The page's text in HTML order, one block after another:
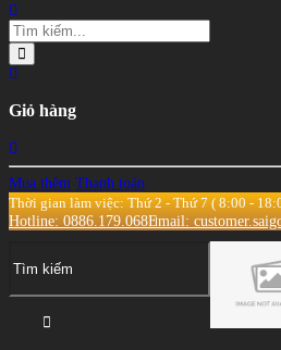
Giỏ hàng
Mua thêm Thanh toán
Thời gian làm việc: Thứ 2 - Thứ 7 ( 8:00 -
Hotline: 0886.179.068Email: